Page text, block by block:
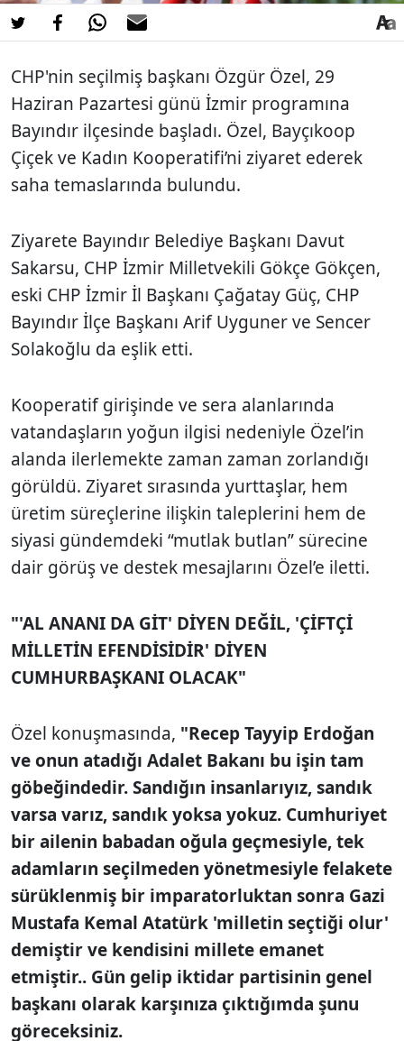
CHP'nin seçilmiş başkanı Özgür Özel, 29
Haziran Pazartesi günü İzmir programına
Bayındır ilçesinde başladı. Özel, Bayçıkoop
Çiçek ve Kadın Kooperatifi’ni ziyaret ederek
saha temaslarında bulundu.
Ziyarete Bayındır Belediye Başkanı Davut
Sakarsu, CHP İzmir Milletvekili Gökçe Gökçen,
eski CHP İzmir İl Başkanı Çağatay Güç, CHP
Bayındır İlçe Başkanı Arif Uyguner ve Sencer
Solakoğlu da eşlik etti.
Kooperatif girişinde ve sera alanlarında
vatandaşların yoğun ilgisi nedeniyle Özel’in
alanda ilerlemekte zaman zaman zorlandığı
görüldü. Ziyaret sırasında yurttaşlar, hem
üretim süreçlerine ilişkin taleplerini hem de
siyasi gündemdeki “mutlak butlan” sürecine
dair görüş ve destek mesajlarını Özel’e iletti.
"'AL ANANI DA GİT' DİYEN DEĞİL, 'ÇİFTÇİ
MİLLETİN EFENDİSİDİR' DİYEN
CUMHURBAŞKANI OLACAK"
Özel konuşmasında, "Recep Tayyip Erdoğan
ve onun atadığı Adalet Bakanı bu işin tam
göbeğindedir. Sandığın insanlarıyız, sandık
varsa varız, sandık yoksa yokuz. Cumhuriyet
bir ailenin babadan oğula geçmesiyle, tek
adamların seçilmeden yönetmesiyle felakete
sürüklenmiş bir imparatorluktan sonra Gazi
Mustafa Kemal Atatürk 'milletin seçtiği olur'
demiştir ve kendisini millete emanet
etmiştir.. Gün gelip iktidar partisinin genel
başkanı olarak karşınıza çıktığımda şunu
göreceksiniz.